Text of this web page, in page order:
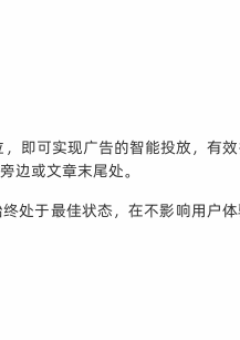
即可实现广告的智能投放，有
边或文章末尾处。
处于最佳状态，在不影响用户